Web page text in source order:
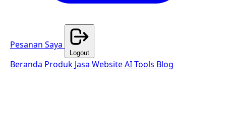
Pesanan Saya
Logout
Beranda Produk Jasa WebsiteAI Tools Blog